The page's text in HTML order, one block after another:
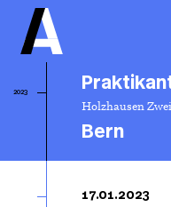
2023
Holzhausen
Bern
17.01.2023